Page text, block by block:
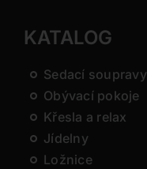
KATALOG
Sedací soupravy
Obývací pokoje
Křesla a relax
Jídelny
Ložnice